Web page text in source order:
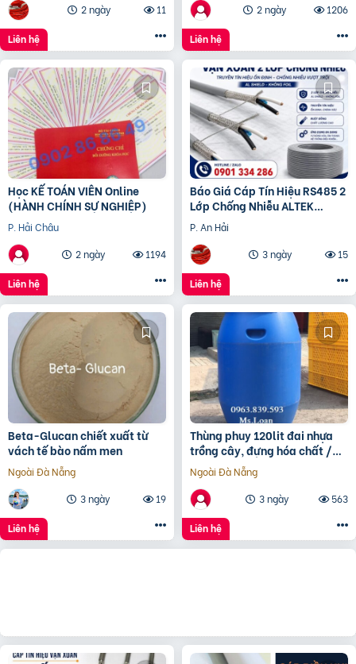
2 ngày
11
Liên hệ
2 ngày
1206
Liên hệ
Học KẾ TOÁN VIÊN Online
(HÀNH CHÍNH SỰ NGHIỆP)
P. Hải Châu
2 ngày
1194
Liên hệ
Báo Giá Cáp Tín Hiệu RS485 2
Lớp Chống Nhiễu ALTEK
KABEL | Đồng Nguyên Chất
100%, Chống Nhiễu Tối
P. An Hải
3 ngày
15
Liên hệ
Beta-Glucan chiết xuất từ
vách tế bào nấm men
Ngoài Đà Nẵng
3 ngày
19
Liên hệ
Thùng phuy 120lit đai nhựa
trồng cây, đựng hóa chất /
0963 839 593 Ms.Loan
Ngoài Đà Nẵng
3 ngày
563
Liên hệ